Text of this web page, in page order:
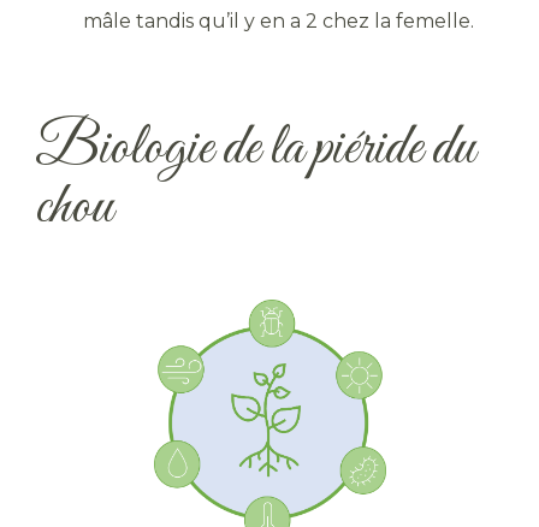
mâle tandis qu’il y en a 2 chez la femelle.
Biologie de la piéride du
chou